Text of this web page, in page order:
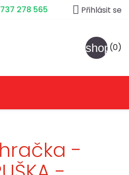
278 565  Přihlásit se
(0)
-